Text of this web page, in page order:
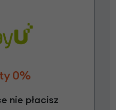
0%
nie płacisz